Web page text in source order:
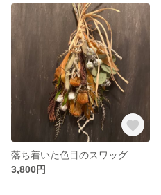
落ち着いた色目のスワッグ
3,800円